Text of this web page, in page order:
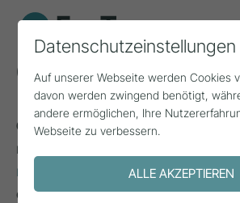
Generation Z
Generation Z (1995 - 2009)
moderner Technologie, häufig als
natives
bezeichnet; vielfältig, global
engagiert für soziale Gerechtigkeit
Datenschutzeinstellungen
Auf unserer Webseite werden Cookies
davon werden zwingend benötigt,
andere ermöglichen, Ihre
Webseite zu verbessern.
ALLE AKZEPTIEREN